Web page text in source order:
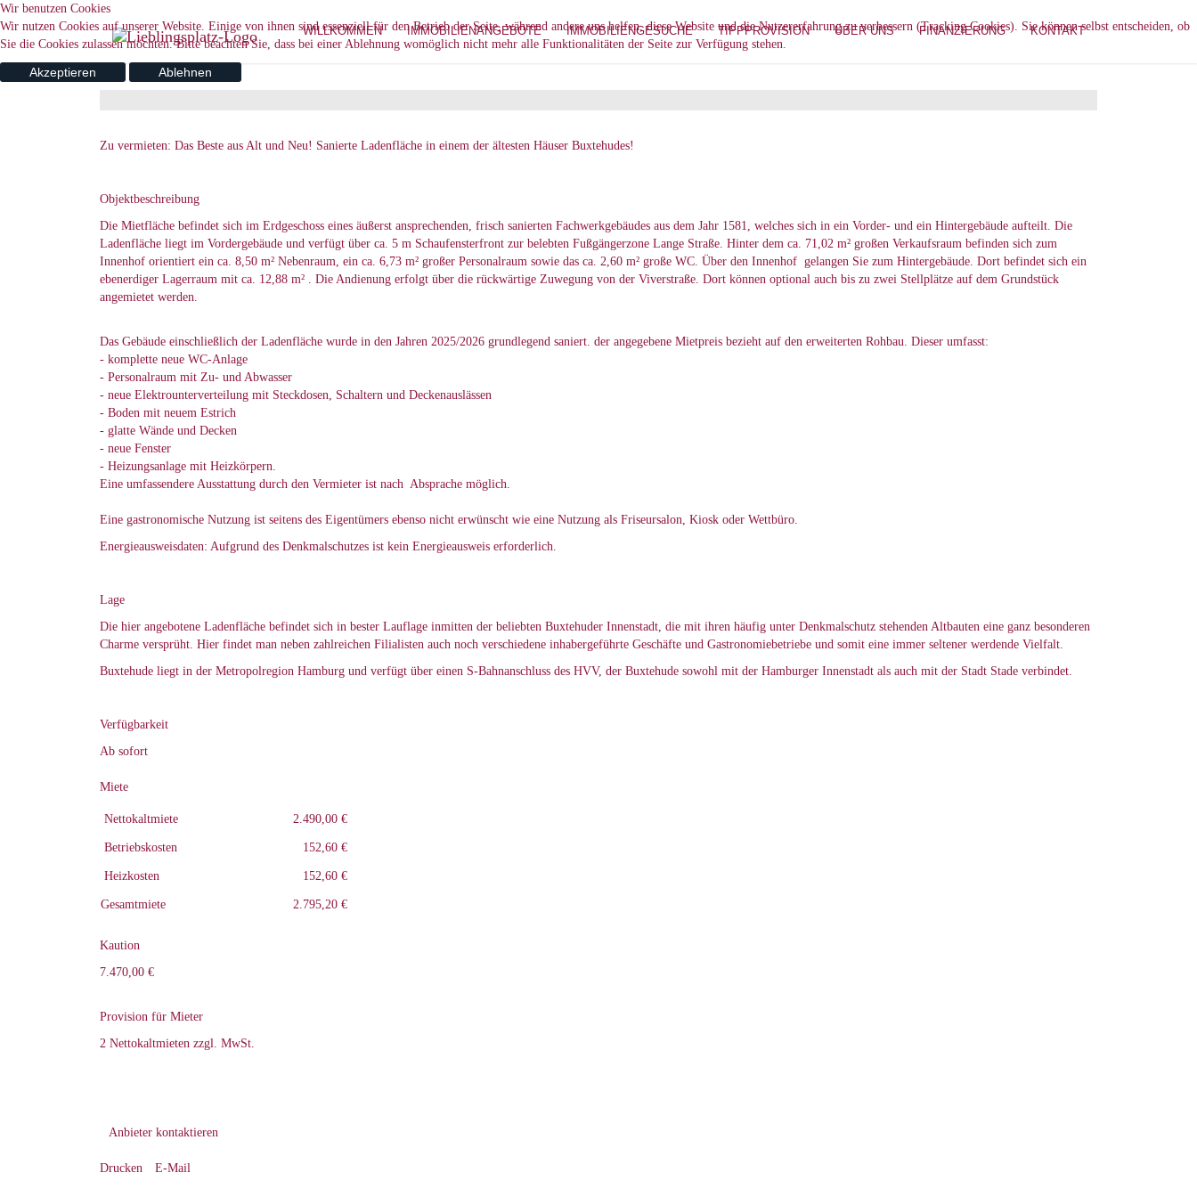
WILLKOMMEN IMMOBILIENANGEBOTE IMMOBILIENGESUCHE TIPPPROVISION ÜBER UNS FINANZIERUNG KONTAKT
Zu vermieten: Das Beste aus Alt und Neu! Sanierte Ladenfläche in einem der ältesten Häuser Buxtehudes!
Objektbeschreibung
Die Mietfläche befindet sich im Erdgeschoss eines äußerst ansprechenden, frisch sanierten Fachwerkgebäudes aus dem Jahr 1581, welches sich in ein Vorder- und ein Hintergebäude aufteilt. Die
Ladenfläche liegt im Vordergebäude und verfügt über ca. 5 m Schaufensterfront zur belebten Fußgängerzone Lange Straße. Hinter dem ca. 71,02 m² großen Verkaufsraum befinden sich zum
Innenhof orientiert ein ca. 8,50 m² Nebenraum, ein ca. 6,73 m² großer Personalraum sowie das ca. 2,60 m² große WC. Über den Innenhof gelangen Sie zum Hintergebäude. Dort befindet sich ein
ebenerdiger Lagerraum mit ca. 12,88 m² . Die Andienung erfolgt über die rückwärtige Zuwegung von der Viverstraße. Dort können optional auch bis zu zwei Stellplätze auf dem Grundstück
angemietet werden.
Das Gebäude einschließlich der Ladenfläche wurde in den Jahren 2025/2026 grundlegend saniert. der angegebene Mietpreis bezieht auf den erweiterten Rohbau. Dieser umfasst:
- komplette neue WC-Anlage
- Personalraum mit Zu- und Abwasser
- neue Elektrounterverteilung mit Steckdosen, Schaltern und Deckenauslässen
- Boden mit neuem Estrich
- glatte Wände und Decken
- neue Fenster
- Heizungsanlage mit Heizkörpern.
Eine umfassendere Ausstattung durch den Vermieter ist nach Absprache möglich.
Eine gastronomische Nutzung ist seitens des Eigentümers ebenso nicht erwünscht wie eine Nutzung als Friseursalon, Kiosk oder Wettbüro.
Energieausweisdaten: Aufgrund des Denkmalschutzes ist kein Energieausweis erforderlich.
Lage
Die hier angebotene Ladenfläche befindet sich in bester Lauflage inmitten der beliebten Buxtehuder Innenstadt, die mit ihren häufig unter Denkmalschutz stehenden Altbauten eine ganz besonderen
Charme versprüht. Hier findet man neben zahlreichen Filialisten auch noch verschiedene inhabergeführte Geschäfte und Gastronomiebetriebe und somit eine immer seltener werdende Vielfalt.
Buxtehude liegt in der Metropolregion Hamburg und verfügt über einen S-Bahnanschluss des HVV, der Buxtehude sowohl mit der Hamburger Innenstadt als auch mit der Stadt Stade verbindet.
Verfügbarkeit
Ab sofort
Miete
Nettokaltmiete 2.490,00 €
Betriebskosten 152,60 €
Heizkosten 152,60 €
Gesamtmiete 2.795,20 €
Kaution
7.470,00 €
Provision für Mieter
2 Nettokaltmieten zzgl. MwSt.
Anbieter kontaktieren
Drucken E-Mail
Wir benutzen Cookies
Wir nutzen Cookies auf unserer Website. Einige von ihnen sind essenziell für den Betrieb der Seite, während andere uns helfen, diese Website und die Nutzererfahrung zu verbessern (Tracking Cookies). Sie können selbst entscheiden, ob
Sie die Cookies zulassen möchten. Bitte beachten Sie, dass bei einer Ablehnung womöglich nicht mehr alle Funktionalitäten der Seite zur Verfügung stehen.
Akzeptieren Ablehnen